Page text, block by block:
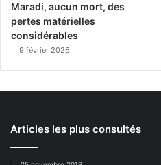
Maradi, aucun mort, des
pertes matérielles
considérables
9 février 2026
Articles les plus consultés